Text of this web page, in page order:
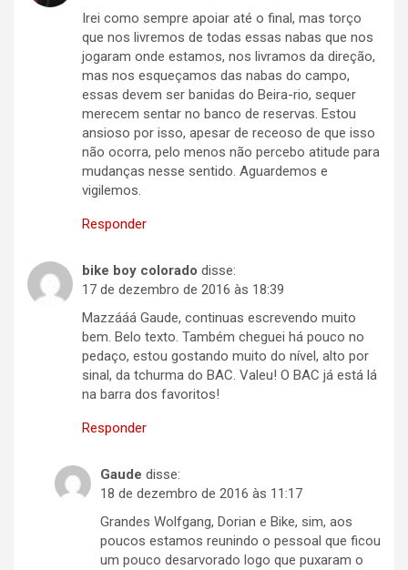
Irei como sempre apoiar até o final, mas torço
que nos livremos de todas essas nabas que nos
jogaram onde estamos, nos livramos da direção,
mas nos esqueçamos das nabas do campo,
essas devem ser banidas do Beira-rio, sequer
merecem sentar no banco de reservas. Estou
ansioso por isso, apesar de receoso de que isso
não ocorra, pelo menos não percebo atitude para
mudanças nesse sentido. Aguardemos e
vigilemos.
Responder
bike boy colorado disse:
17 de dezembro de 2016 às 18:39
Mazzááá Gaude, continuas escrevendo muito
bem. Belo texto. Também cheguei há pouco no
pedaço, estou gostando muito do nível, alto por
sinal, da tchurma do BAC. Valeu! O BAC já está lá
na barra dos favoritos!
Responder
Gaude disse:
18 de dezembro de 2016 às 11:17
Grandes Wolfgang, Dorian e Bike, sim, aos
poucos estamos reunindo o pessoal que ficou
um pouco desarvorado logo que puxaram o